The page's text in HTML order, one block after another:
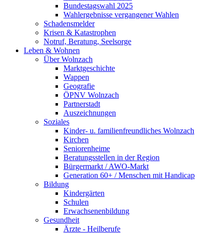
Bundestagswahl 2025
Wahlergebnisse vergangener Wahlen
Schadensmelder
Krisen & Katastrophen
Notruf, Beratung, Seelsorge
Leben & Wohnen
Über Wolnzach
Marktgeschichte
Wappen
Geografie
ÖPNV Wolnzach
Partnerstadt
Auszeichnungen
Soziales
Kinder- u. familienfreundliches Wolnzach
Kirchen
Seniorenheime
Beratungsstellen in der Region
Bürgermarkt / AWO-Markt
Generation 60+ / Menschen mit Handicap
Bildung
Kindergärten
Schulen
Erwachsenenbildung
Gesundheit
Ärzte - Heilberufe